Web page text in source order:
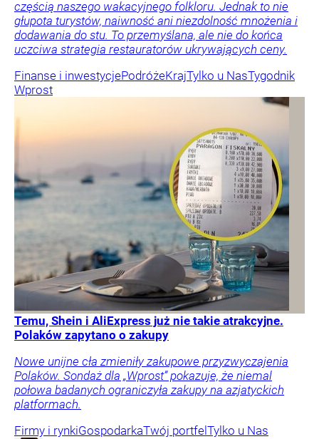
częścią naszego wakacyjnego folkloru. Jednak to nie
głupota turystów, naiwność ani niezdolność mnożenia i
dodawania do stu. To przemyślana, ale nie do końca
uczciwa strategia restauratorów ukrywających ceny.
Finanse i inwestycjePodróżeKrajTylko u NasTygodnik
Wprost
Temu, Shein i AliExpress już nie takie atrakcyjne.
Polaków zapytano o zakupy
Nowe unijne cła zmieniły zakupowe przyzwyczajenia
Polaków. Sondaż dla „Wprost” pokazuje, że niemal
połowa badanych ograniczyła zakupy na azjatyckich
platformach.
Firmy i rynkiGospodarkaTwój portfel Tylko u Nas